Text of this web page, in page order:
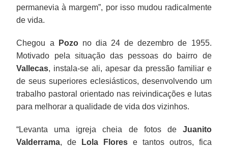
permanevia à margem”, por isso mudou radicalmente
de vida.
Chegou a Pozono dia 24 de dezembro de 1955.
Motivado pela situação das pessoas do bairro de
Vallecas, instala-se ali, apesar da pressão familiar e
de seus superiores eclesiásticos, desenvolvendo um
trabalho pastoral orientado nas reivindicações e lutas
para melhorar a qualidade de vida dos vizinhos.
“Levanta uma igreja cheia de fotos de Juanito
Valderrama, de Lola Flores e tantos outros, fica